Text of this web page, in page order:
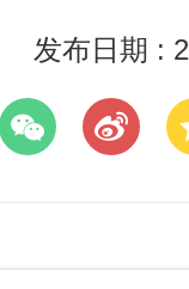
发布日期 :